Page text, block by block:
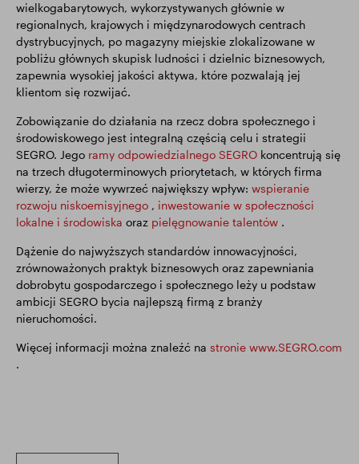
wielkogabarytowych, wykorzystywanych głównie w
regionalnych, krajowych i międzynarodowych centrach
dystrybucyjnych, po magazyny miejskie zlokalizowane w
pobliżu głównych skupisk ludności i dzielnic biznesowych,
zapewnia wysokiej jakości aktywa, które pozwalają jej
klientom się rozwijać.
Zobowiązanie do działania na rzecz dobra społecznego i
środowiskowego jest integralną częścią celu i strategii
SEGRO. Jego ramy odpowiedzialnego SEGRO koncentrują się
na trzech długoterminowych priorytetach, w których firma
wierzy, że może wywrzeć największy wpływ: wspieranie
rozwoju niskoemisyjnego , inwestowanie w społeczności
lokalne i środowiska oraz pielęgnowanie talentów .
Dążenie do najwyższych standardów innowacyjności,
zrównoważonych praktyk biznesowych oraz zapewniania
dobrobytu gospodarczego i społecznego leży u podstaw
ambicji SEGRO bycia najlepszą firmą z branży
nieruchomości.
Więcej informacji można znaleźć na stronie www.SEGRO.com
.